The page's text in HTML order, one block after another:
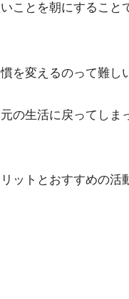
ことを朝にすること
を変えるのって難し
の生活に戻ってしま
ットとおすすめの活